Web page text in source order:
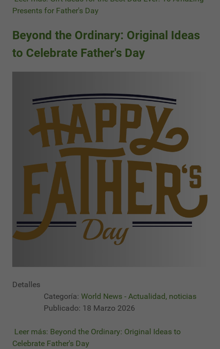
Presents for Father's Day
Beyond the Ordinary: Original Ideas
to Celebrate Father's Day
Detalles
Categoría: World News - Actualidad, noticias
Publicado: 18 Marzo 2026
Leer más: Beyond the Ordinary: Original Ideas to
Celebrate Father's Day